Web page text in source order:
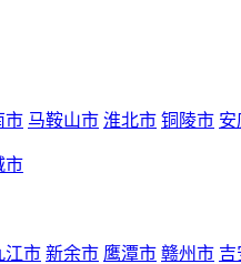
市 马鞍山市 淮北市 铜陵市 安
市
江市 新余市 鹰潭市 赣州市 吉